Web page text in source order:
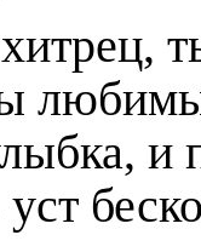
и
уст